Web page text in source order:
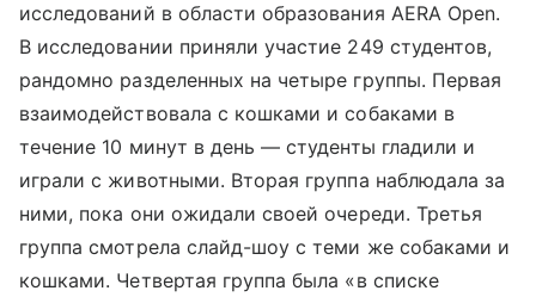
исследований в области образования AERA Open.
В исследовании приняли участие 249 студентов,
рандомно разделенных на четыре группы. Первая
взаимодействовала с кошками и собаками в
течение 10 минут в день — студенты гладили и
играли с животными. Вторая группа наблюдала за
ними, пока они ожидали своей очереди. Третья
группа смотрела слайд-шоу с теми же собаками и
кошками. Четвертая группа была «в списке